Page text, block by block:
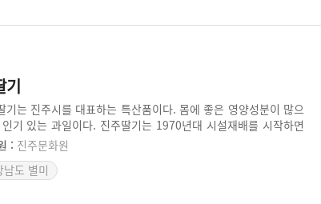
기
는 진주시를 대표하는 특산품이다. 몸에 좋은 영양성분이 많으
기 있는 과일이다. 진주딸기는 1970년대 시설재배를 시작하면
으면서 재배를 성공하였다. 2000년대 중반부터는 일본 품종이
을 재배하게 되었다.
: 진주문화원
남도 별미